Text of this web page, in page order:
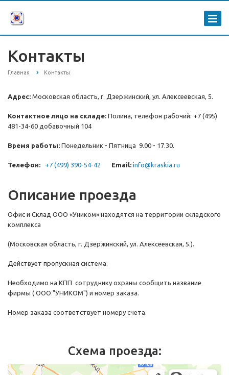
Контакты
Главная Контакты
Адрес: Московская область, г. Дзержинский, ул. Алексеевская, 5.
Контактное лицо на складе: Полина, телефон рабочий: +7 (495)
481-34-60 добавочный 104
Время работы: Понедельник - Пятница 9.00 - 17.30.
Телефон: +7 (499) 390-54-42 Email: info@kraskia.ru
Описание проезда
Офис и Склад ООО «Уником» находятся на территории складского
комплекса
(Московская область, г. Дзержинский, ул. Алексеевская, 5.).
Действует пропускная система.
Необходимо на КПП сотруднику охраны сообщить название
фирмы ( ООО "УНИКОМ") и номер заказа.
Номер заказа соответствует номеру счета.
Схема проезда: